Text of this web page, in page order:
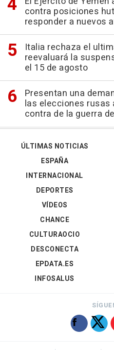
contra posiciones
responder a nuevos
Italia rechaza el
reevaluará la
el 15 de agosto
Presentan una
las elecciones rusas
contra de la guerra
ÚLTIMAS NOTICIAS
ESPAÑA
INTERNACIONAL
DEPORTES
VÍDEOS
CHANCE
CULTURAOCIO
DESCONECTA
EPDATA.ES
INFOSALUS